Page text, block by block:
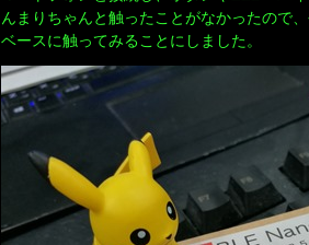
んまりちゃんと触ったことがなかったので
ベースに触ってみることにしました。